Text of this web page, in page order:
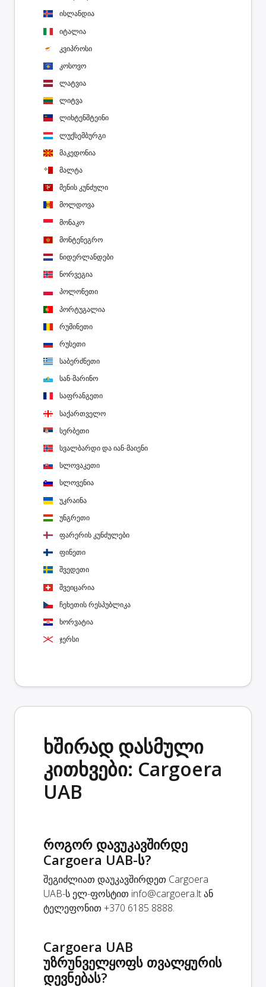
ისლანდია
იტალია
კვიპროსი
კოსოვო
ლატვია
ლიტვა
ლიხტენშტეინი
ლუქსემბურგი
მაკედონია
მალტა
მენის კუნძული
მოლდოვა
მონაკო
მონტენეგრო
ნიდერლანდები
ნორვეგია
პოლონეთი
პორტუგალია
რუმინეთი
რუსეთი
საბერძნეთი
სან-მარინო
საფრანგეთი
საქართველო
სერბეთი
სვალბარდი და იან-მაიენი
სლოვაკეთი
სლოვენია
უკრაინა
უნგრეთი
ფარერის კუნძულები
ფინეთი
შვედეთი
შვეიცარია
ჩეხეთის რესპუბლიკა
ხორვატია
ჯერსი
ხშირად დასმული
კითხვები: Cargoera
UAB
როგორ დავუკავშირდე
Cargoera UAB-ს?
შეგიძლიათ დაუკავშირდეთ Cargoera
UAB-ს ელ-ფოსტით info@cargoera.ltან
ტელეფონით +370 6185 8888.
Cargoera UAB
უზრუნველყოფს თვალყურის
დევნებას?